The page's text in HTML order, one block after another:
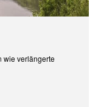
wie verlängerte